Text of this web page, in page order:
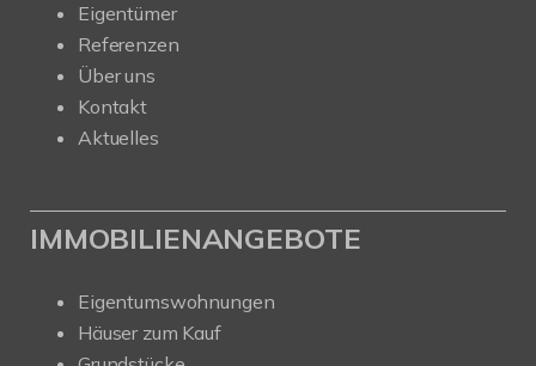
Eigentümer
Referenzen
Über uns
Kontakt
Aktuelles
IMMOBILIENANGEBOTE
Eigentumswohnungen
Häuser zum Kauf